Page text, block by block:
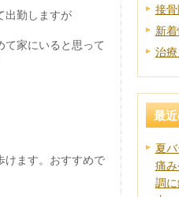
出勤しますが
て家にいると思って
けます。おすすめで
接
新
治
最
夏
痛
調